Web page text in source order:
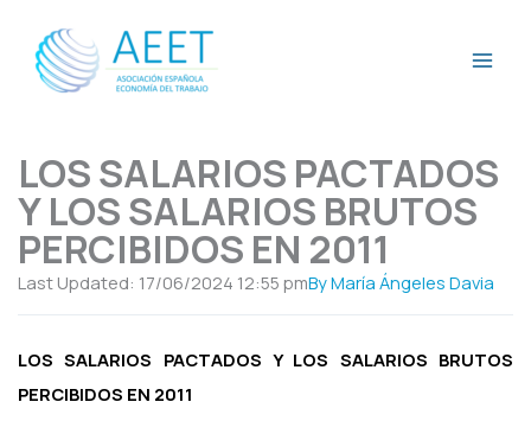
contenido
LOS SALARIOS PACTADOS
Y LOS SALARIOS BRUTOS
PERCIBIDOS EN 2011
Last Updated: 17/06/2024 12:55 pmByMaría Ángeles Davia
LOS SALARIOS PACTADOS Y LOS SALARIOS BRUTOS
PERCIBIDOS EN 2011